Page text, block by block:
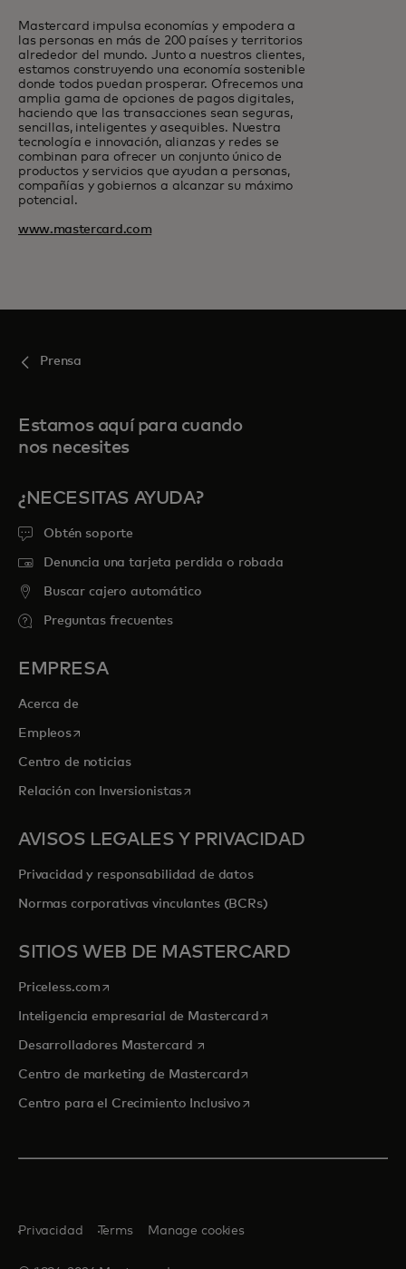
Mastercard impulsa economías y empodera a
las personas en más de 200 países y territorios
alrededor del mundo. Junto a nuestros clientes,
estamos construyendo una economía sostenible
donde todos puedan prosperar. Ofrecemos una
amplia gama de opciones de pagos digitales,
haciendo que las transacciones sean seguras,
sencillas, inteligentes y asequibles. Nuestra
tecnología e innovación, alianzas y redes se
combinan para ofrecer un conjunto único de
productos y servicios que ayudan a personas,
compañías y gobiernos a alcanzar su máximo
potencial.
www.mastercard.com
Prensa
Estamos aquí para cuando
nos necesites
¿NECESITAS AYUDA?
Obtén soporte
Denuncia una tarjeta perdida o robada
Buscar cajero automático
Preguntas frecuentes
EMPRESA
Acerca de
Empleosse abre en una pestaña nueva
Centro de noticias
Relación con Inversionistasse abre en una pestaña nueva
AVISOS LEGALES Y PRIVACIDAD
Privacidad y responsabilidad de datos
Normas corporativas vinculantes (BCRs)
SITIOS WEB DE MASTERCARD
Priceless.com se abre en una pestaña nueva
Inteligencia empresarial de Mastercardse abre en una pestaña
Desarrolladores Mastercard se abre en una pestaña nueva
Centro de marketing de Mastercardse abre en una pestaña
Centro para el Crecimiento Inclusivose abre en una pestaña
Privacidad Terms Manage cookies